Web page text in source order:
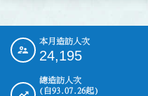
::: 本月造訪人次
24,195
總造訪人次
(自93.07.26起)